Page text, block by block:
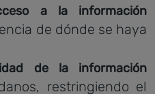
a la información
de dónde se haya
de la información
restringiendo el